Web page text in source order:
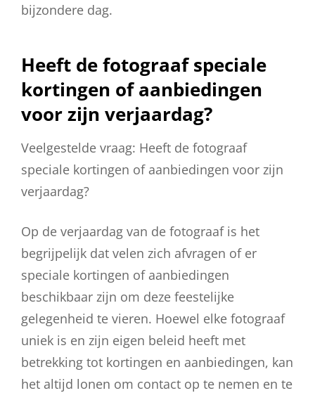
bijzondere dag.
Heeft de fotograaf speciale
kortingen of aanbiedingen
voor zijn verjaardag?
Veelgestelde vraag: Heeft de fotograaf
speciale kortingen of aanbiedingen voor zijn
verjaardag?
Op de verjaardag van de fotograaf is het
begrijpelijk dat velen zich afvragen of er
speciale kortingen of aanbiedingen
beschikbaar zijn om deze feestelijke
gelegenheid te vieren. Hoewel elke fotograaf
uniek is en zijn eigen beleid heeft met
betrekking tot kortingen en aanbiedingen, kan
het altijd lonen om contact op te nemen en te